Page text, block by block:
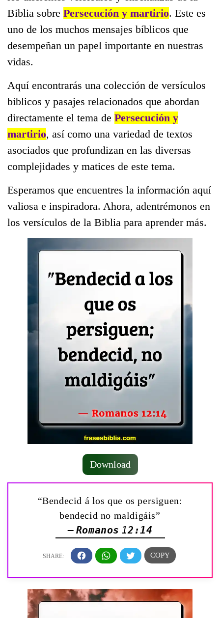
Biblia sobre Persecución y martirio. Este es
uno de los muchos mensajes bíblicos que
desempeñan un papel importante en nuestras
vidas.
Aquí encontrarás una colección de versículos
bíblicos y pasajes relacionados que abordan
directamente el tema de Persecución y
martirio, así como una variedad de textos
asociados que profundizan en las diversas
complejidades y matices de este tema.
Esperamos que encuentres la información aquí
valiosa e inspiradora. Ahora, adentrémonos en
los versículos de la Biblia para aprender más.
Download
“Bendecid á los que os persiguen:
bendecid no maldigáis”
— Romanos 12:14